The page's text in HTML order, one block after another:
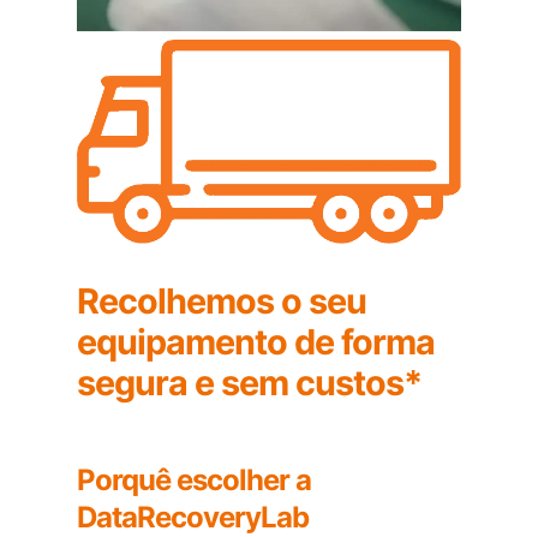
Recolhemos o seu
equipamento de forma
segura e sem custos*
Porquê escolher a
DataRecoveryLab